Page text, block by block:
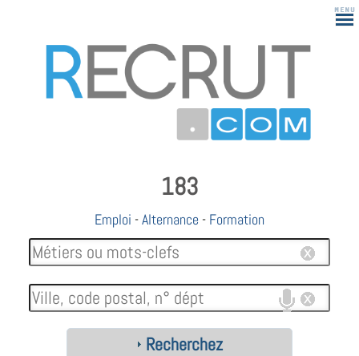
183
Emploi -Alternance - Formation
Recherchez